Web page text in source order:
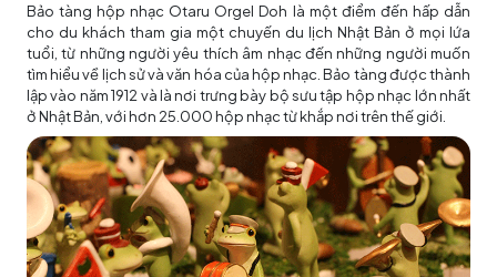
Bảo tàng hộp nhạc Otaru Orgel Doh là một điểm đến hấp dẫn
cho du khách tham gia một chuyến du lịch Nhật Bản ở mọi lứa
tuổi, từ những người yêu thích âm nhạc đến những người muốn
tìm hiểu về lịch sử và văn hóa của hộp nhạc. Bảo tàng được thành
lập vào năm 1912 và là nơi trưng bày bộ sưu tập hộp nhạc lớn nhất
ở Nhật Bản, với hơn 25.000 hộp nhạc từ khắp nơi trên thế giới.